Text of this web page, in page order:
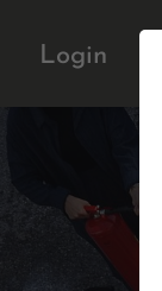
Login